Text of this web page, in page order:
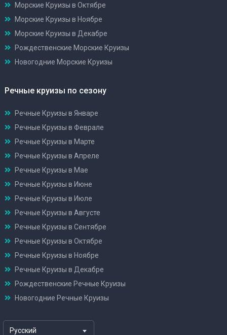
Морские Круизы в Октябре
Морские Круизы в Ноябре
Морские Круизы в Декабре
Рождественские Морские Круизы
Новогодние Морские Круизы
Речные круизы по сезону
Речные Круизы в Январе
Речные Круизы в Феврале
Речные Круизы в Марте
Речные Круизы в Апреле
Речные Круизы в Мае
Речные Круизы в Июне
Речные Круизы в Июле
Речные Круизы в Августе
Речные Круизы в Сентябре
Речные Круизы в Октябре
Речные Круизы в Ноябре
Речные Круизы в Декабре
Рождественские Речные Круизы
Новогодние Речные Круизы
Русский